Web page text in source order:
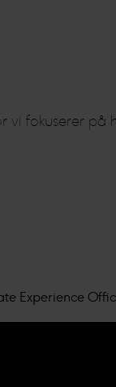
vi fokuserer
Experience